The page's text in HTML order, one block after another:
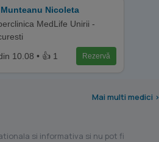
Munteanu Nicoleta
MedLife Unirii -
10.08 • 👍 1
Rezervă
Mai multi medici >
si informativa si nu pot fi